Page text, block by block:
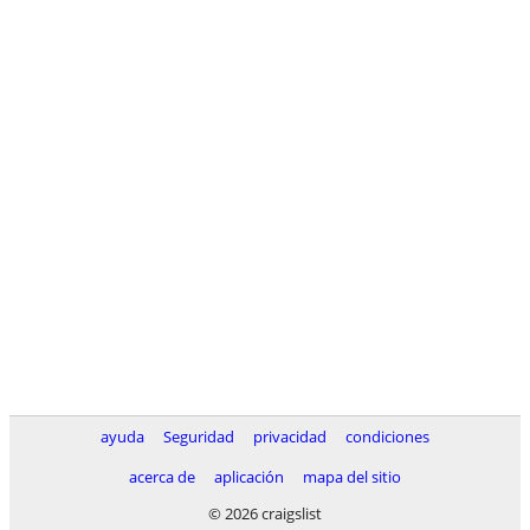
ayuda Seguridad privacidad
condiciones
acerca de
aplicación
mapa del sitio
© 2026 craigslist